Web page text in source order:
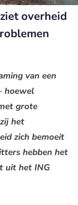
overheid
van een
hoewel
grote
het
zich bemoeit
hebben het
uit het ING